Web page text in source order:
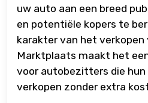
uw auto aan een breed
en potentiële kopers te
karakter van het verkopen
Marktplaats maakt het
voor autobezitters die
verkopen zonder extra